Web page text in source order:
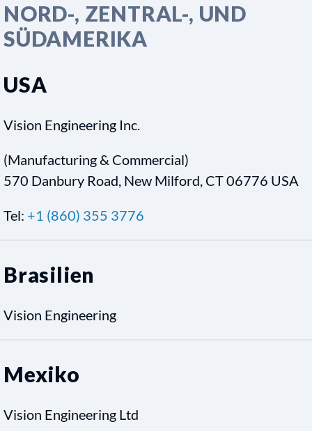
NORD-, ZENTRAL-, UND
SÜDAMERIKA
USA
Vision Engineering Inc.
(Manufacturing & Commercial)
570 Danbury Road, New Milford, CT 06776 USA
Tel: +1 (860) 355 3776
Brasilien
Vision Engineering
Mexiko
Vision Engineering Ltd